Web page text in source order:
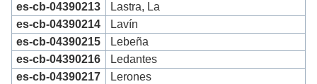
es-cb-04390213
Lastra, La
es-cb-04390214
Lavín
es-cb-04390215
Lebeña
es-cb-04390216
Ledantes
es-cb-04390217
Lerones